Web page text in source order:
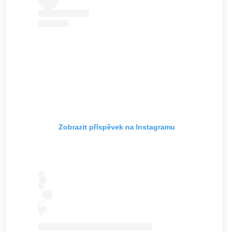
Zobrazit příspěvek na Instagramu